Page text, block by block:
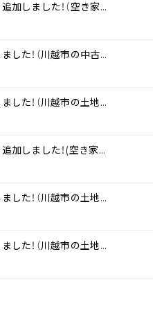
加しました！（空き家…
した！（川越市の中古…
した！（川越市の土地…
加しました！(空き家…
した！（川越市の土地…
した！（川越市の土地…